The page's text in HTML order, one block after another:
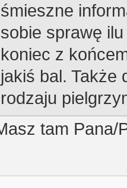
śmieszne
sobie sprawę
koniec z
jakiś bal. Także
rodzaju
tam Pana/